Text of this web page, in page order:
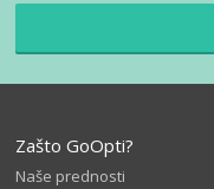
Zašto GoOpti?
Naše prednosti